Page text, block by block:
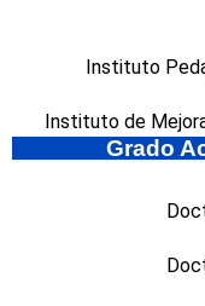
Instituto
Instituto de
Grado